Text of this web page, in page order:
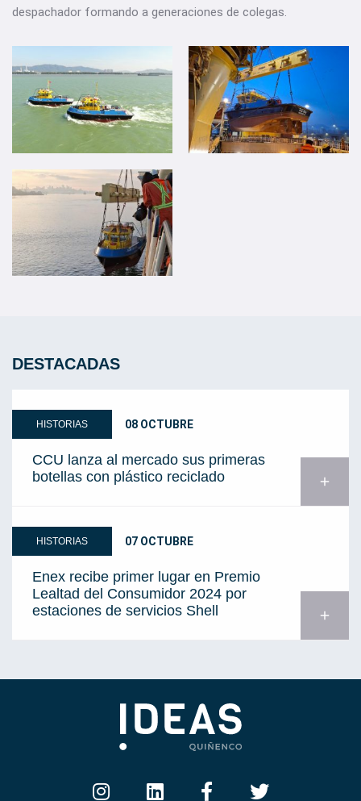
despachador formando a generaciones de colegas.
DESTACADAS
HISTORIAS 08 OCTUBRE
CCU lanza al mercado sus primeras
botellas con plástico reciclado
add
HISTORIAS 07 OCTUBRE
Enex recibe primer lugar en Premio
Lealtad del Consumidor 2024 por
estaciones de servicios Shell
add